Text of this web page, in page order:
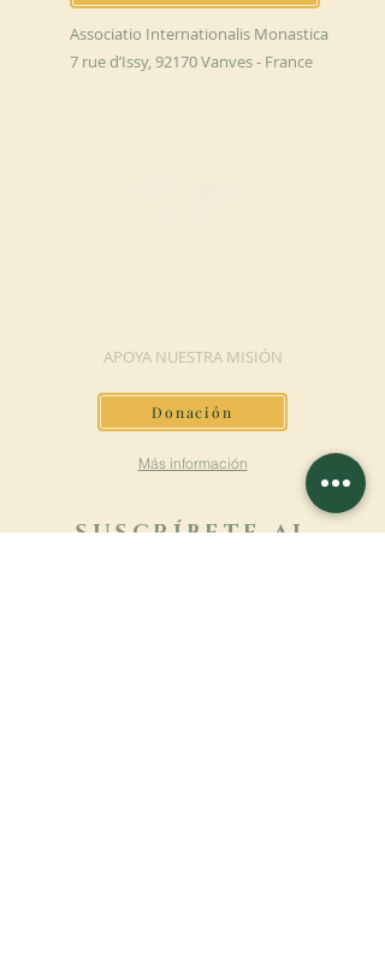
Associatio Internationalis Monastica
7 rue d’Issy, 92170 Vanves - France
APOYA NUESTRA MISIÓN
Donación
Más información
SUSCRÍBETE AL